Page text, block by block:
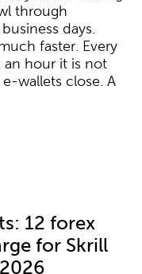
through
days.
faster. Every
an hour it is not
wallets close. A
12 forex
for Skrill